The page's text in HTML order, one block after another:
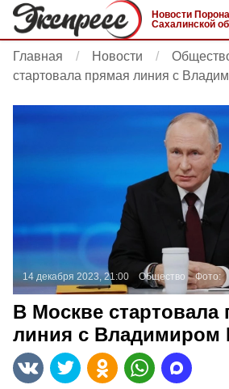
Новости
Сахалинской
Главная Новости
стартовала прямая линия с
14 декабря 2023, 21:00 Общество Фото:
В Москве стартовала
линия с Владимиром